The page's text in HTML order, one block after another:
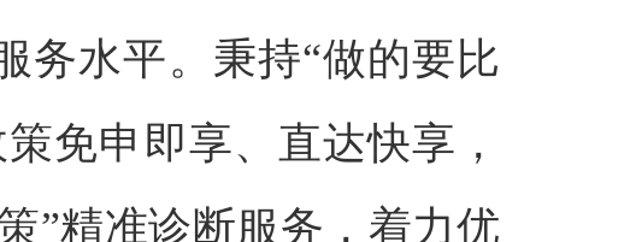
务水平。秉持“做的要比
免申即享、直达快享，
”精准诊断服务，着力优